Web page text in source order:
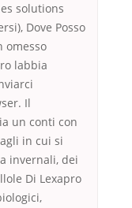
solutions
Dove Posso
omesso
labbia
Il
un conti con
in cui si
invernali, dei
Di Lexapro